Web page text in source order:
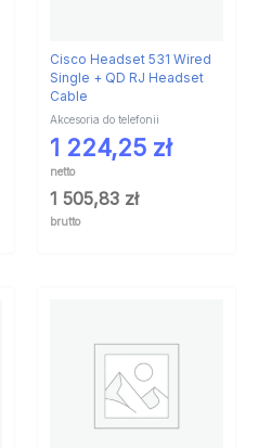
Cisco Headset 531 Wired
Single + QD RJ Headset
Cable
Akcesoria do telefonii
1 224,25 zł
netto
1 505,83 zł
brutto